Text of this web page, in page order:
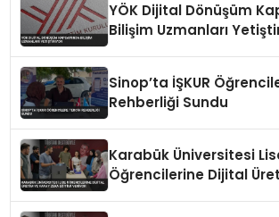
YÖK Dijital Dönüşüm
Bilişim Uzmanları
Sinop’ta İŞKUR
Rehberliği Sundu
Karabük Üniversitesi
Öğrencilerine Dijital